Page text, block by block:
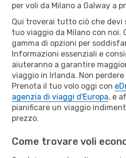
per voli da Milano a Galway a
Qui troverai tutto ciò che devi
tuo viaggio da Milano con noi.
gamma di opzioni per
Informazioni essenziali e
aiuteranno a garantire
viaggio in Irlanda. Non
Prenota il tuo volo oggi con
agenzia di viaggi d'Europa, e
pianificare un viaggio
prezzo.
Come trovare voli